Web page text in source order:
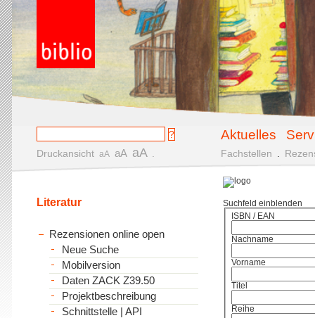
Aktuelles
Druckansicht aA aA aA Fachstellen
Suchfeld einblenden
ISBN / EAN
Nachname
Vorname
Titel
Reihe
Literatur
Rezensionen online open
Neue Suche
Mobilversion
Daten ZACK Z39.50
Projektbeschreibung
Schnittstelle | API